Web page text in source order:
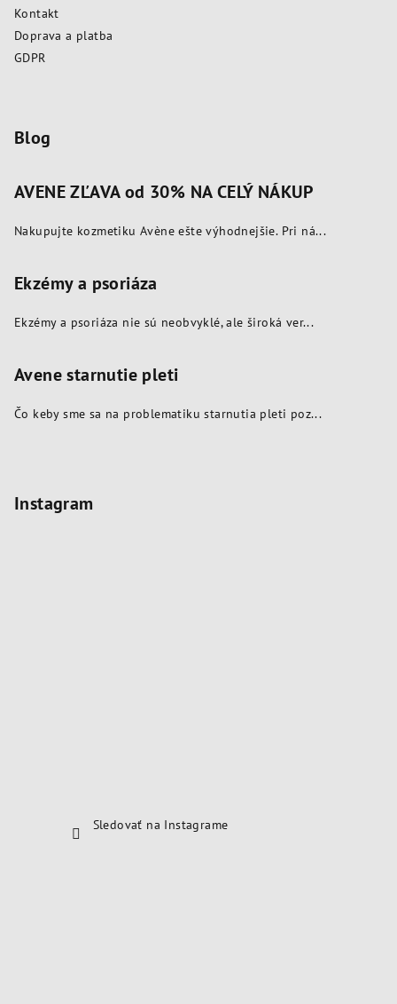
Kontakt
Doprava a platba
GDPR
Blog
AVENE ZĽAVA od 30% NA CELÝ NÁKUP
Nakupujte kozmetiku Avène ešte výhodnejšie. Pri ná...
Ekzémy a psoriáza
Ekzémy a psoriáza nie sú neobvyklé, ale široká ver...
Avene starnutie pleti
Čo keby sme sa na problematiku starnutia pleti poz...
Instagram
Sledovať na Instagrame